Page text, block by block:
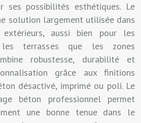
ses possibilités esthétiques. Le
solution largement utilisée dans
extérieurs, aussi bien pour les
les terrasses que les zones
robustesse, durabilité et
grâce aux finitions
désactivé, imprimé ou poli. Le
béton professionnel permet
une bonne tenue dans le